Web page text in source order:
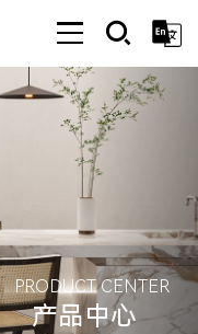
PRODUCT CENTER
产品中心